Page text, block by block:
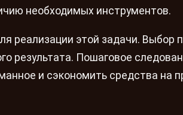
необходимых инструментов.
реализации этой задачи. Выбор
результата. Пошаговое
и сэкономить средства на